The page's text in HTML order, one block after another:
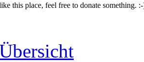
this place, feel free to donate something.